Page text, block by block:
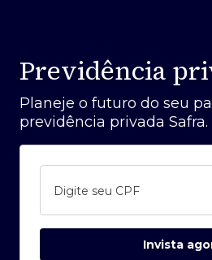
Previdência
Planeje o futuro do seu
previdência privada Safra.
Digite seu CPF
Invista